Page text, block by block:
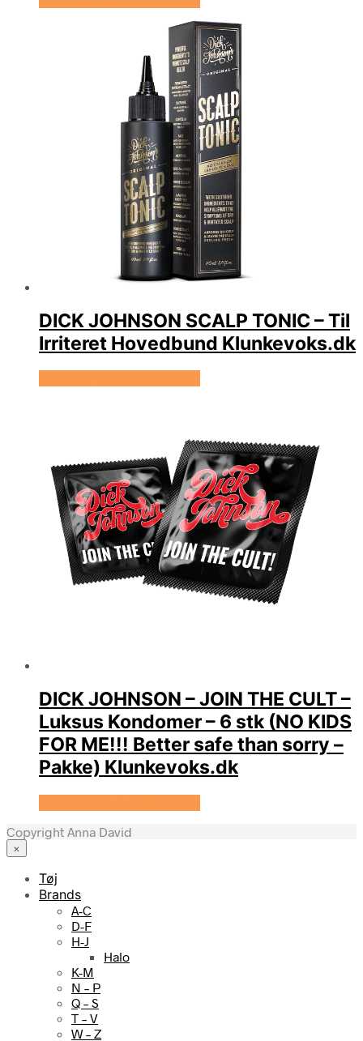
DICK JOHNSON SCALP TONIC – Til
Irriteret Hovedbund Klunkevoks.dk
DICK JOHNSON – JOIN THE CULT –
Luksus Kondomer – 6 stk (NO KIDS
FOR ME!!! Better safe than sorry –
Pakke) Klunkevoks.dk
Copyright Anna David
×
Tøj
Brands
A-C
D-F
H-J
Halo
K-M
N – P
Q – S
T – V
W – Z